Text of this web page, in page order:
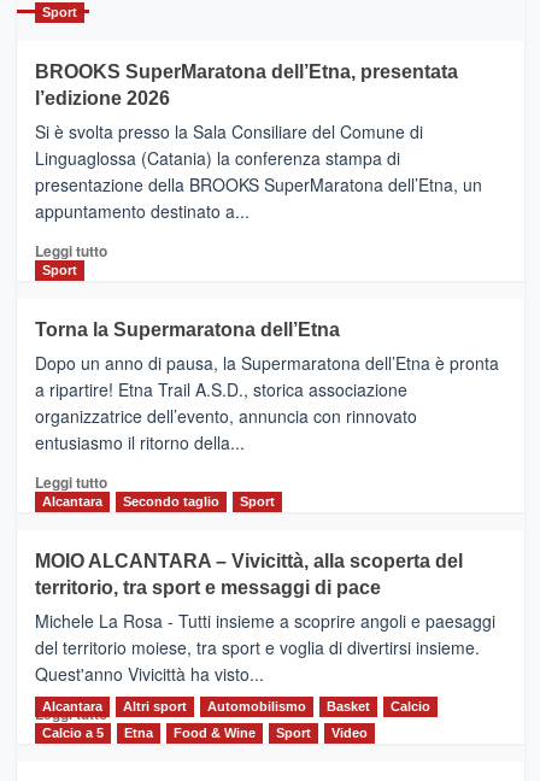
con
la
Al
via
i
collegamenti
Sport
BROOKS SuperMaratona dell’Etna, presentata
l’edizione 2026
Si è svolta presso la Sala Consiliare del Comune di
Linguaglossa (Catania) la conferenza stampa di
presentazione della BROOKS SuperMaratona dell’Etna, un
appuntamento destinato a...
Leggi tuttoLeggi
BROOKS
SuperMaratona
dell’Etna,
presentata
l’edizione
2026
Sport
Torna la Supermaratona dell’Etna
Dopo un anno di pausa, la Supermaratona dell’Etna è pronta
a ripartire! Etna Trail A.S.D., storica associazione
organizzatrice dell’evento, annuncia con rinnovato
entusiasmo il ritorno della...
Leggi tuttoLeggi
Torna
la
Supermaratona
dell’Etna
Alcantara Secondo taglio Sport
MOIO ALCANTARA – Vivicittà, alla scoperta del
territorio, tra sport e messaggi di pace
Michele La Rosa - Tutti insieme a scoprire angoli e paesaggi
del territorio moiese, tra sport e voglia di divertirsi insieme.
Quest'anno Vivicittà ha visto...
Leggi tutto Leggi
Alcantara Altri sport Automobilismo Basket
Calcio
Calcio a 5
Etna Food & Wine Sport Video